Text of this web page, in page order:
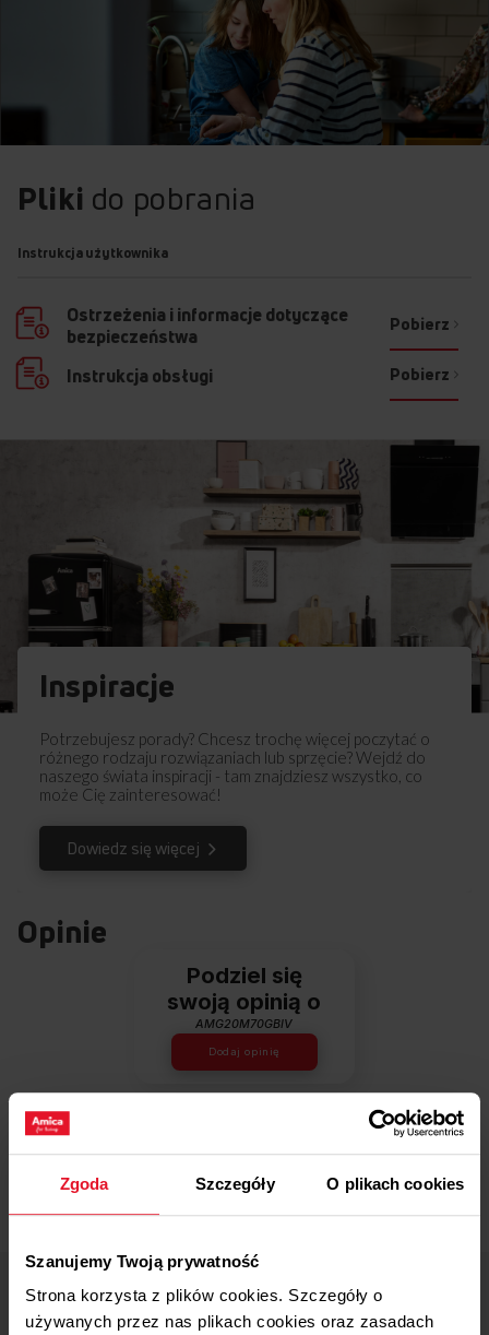
Zgoda Szczegóły O plikach cookies
Szanujemy Twoją prywatność
Strona korzysta z plików cookies. Szczegóły o
używanych przez nas plikach cookies oraz zasadach
Pliki do pobrania
Instrukcja użytkownika
Ostrzeżenia i informacje dotyczące
bezpieczeństwa
Pobierz
Instrukcja obsługi Pobierz
Inspiracje
Potrzebujesz porady? Chcesz trochę więcej poczytać o
różnego rodzaju rozwiązaniach lub sprzęcie? Wejdź do
naszego świata inspiracji - tam znajdziesz wszystko, co
może Cię zainteresować!
Dowiedz się więcej
Opinie
Podziel się
swoją opinią o
AMG20M70GBIV
Dodaj opinię
Produkt nie posiada recenzji
Centrum wsparcia Amica